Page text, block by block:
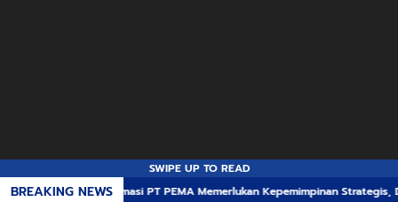
SWIPE UP TO READ
BREAKING NEWS
Transformasi PT PEMA Memerlukan Kepemimpinan Strategis, Dr. Said